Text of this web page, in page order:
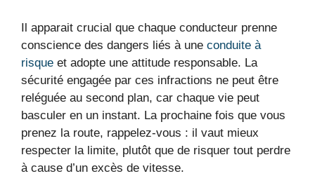
Il apparait crucial que chaque conducteur prenne
conscience des dangers liés à une conduite à
risque et adopte une attitude responsable. La
sécurité engagée par ces infractions ne peut être
reléguée au second plan, car chaque vie peut
basculer en un instant. La prochaine fois que vous
prenez la route, rappelez-vous : il vaut mieux
respecter la limite, plutôt que de risquer tout perdre
à cause d’un excès de vitesse.